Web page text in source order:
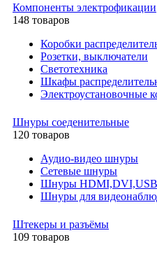
Компоненты электрофикации
148 товаров
Коробки
Розетки, выключатели
Светотехника
Шкафы
Электроустановочные
Шнуры соеденительные
120 товаров
Аудио-видео шнуры
Сетевые шнуры
Шнуры
Шнуры для
Штекеры и разъёмы
109 товаров